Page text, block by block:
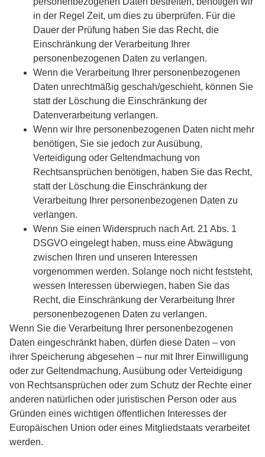
in der Regel Zeit, um dies zu überprüfen. Für die
Dauer der Prüfung haben Sie das Recht, die
Einschränkung der Verarbeitung Ihrer
personenbezogenen Daten zu verlangen.
Wenn die Verarbeitung Ihrer personenbezogenen
Daten unrechtmäßig geschah/geschieht, können Sie
statt der Löschung die Einschränkung der
Datenverarbeitung verlangen.
Wenn wir Ihre personenbezogenen Daten nicht mehr
benötigen, Sie sie jedoch zur Ausübung,
Verteidigung oder Geltendmachung von
Rechtsansprüchen benötigen, haben Sie das Recht,
statt der Löschung die Einschränkung der
Verarbeitung Ihrer personenbezogenen Daten zu
verlangen.
Wenn Sie einen Widerspruch nach Art. 21 Abs. 1
DSGVO eingelegt haben, muss eine Abwägung
zwischen Ihren und unseren Interessen
vorgenommen werden. Solange noch nicht feststeht,
wessen Interessen überwiegen, haben Sie das
Recht, die Einschränkung der Verarbeitung Ihrer
personenbezogenen Daten zu verlangen.
Wenn Sie die Verarbeitung Ihrer personenbezogenen
Daten eingeschränkt haben, dürfen diese Daten – von
ihrer Speicherung abgesehen – nur mit Ihrer Einwilligung
oder zur Geltendmachung, Ausübung oder Verteidigung
von Rechtsansprüchen oder zum Schutz der Rechte einer
anderen natürlichen oder juristischen Person oder aus
Gründen eines wichtigen öffentlichen Interesses der
Europäischen Union oder eines Mitgliedstaats verarbeitet
werden.